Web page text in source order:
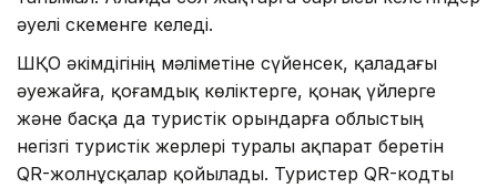
әуелі Өскеменге келеді.
ШҚО әкімдігінің мәліметіне сүйенсек, қаладағы
әуежайға, қоғамдық көліктерге, қонақ үйлерге
және басқа да туристік орындарға облыстың
негізгі туристік жерлері туралы ақпарат беретін
QR-жолнұсқалар қойылады. Туристер QR-кодты